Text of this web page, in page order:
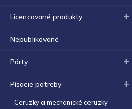
Licencované produkty
Nepublikované
Párty
Písacie potreby
Ceruzky a mechanické ceruzky
Výkres školský A3 (180g) -
€0,12
Optimum náplň guličková
€0,06